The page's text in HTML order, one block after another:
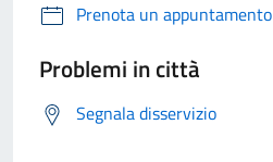
Prenota un appuntamento
Problemi in città
Segnala disservizio